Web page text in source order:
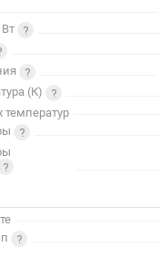
(К)
температур